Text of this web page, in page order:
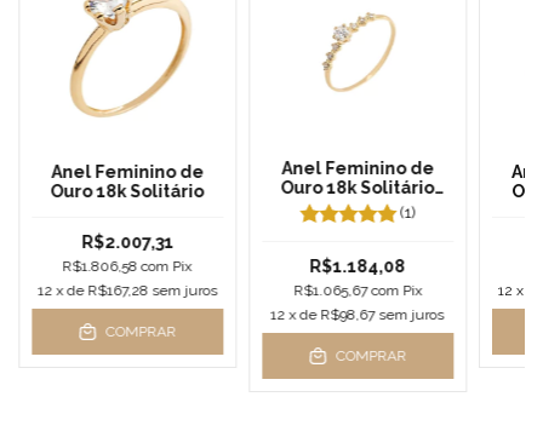
Anel Feminino de
Ouro 18k Solitário
R$2.007,31
R$1.806,58com Pix
12 x de R$167,28 sem juros
COMPRAR
Anel Feminino de
Ouro 18k Solitário
Reforçado(1)
R$1.184,08
R$1.065,67com Pix
12 x de R$98,67 sem juros
COMPRAR
12 x